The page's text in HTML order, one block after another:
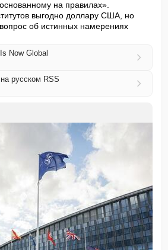
на правилах».
выгодно доллару США, но
об истинных намерениях
Now Global
русском RSS